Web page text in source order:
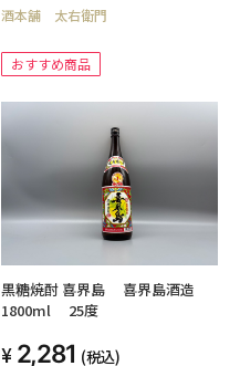
酒本舗 太右衛門
おすすめ商品
黒糖焼酎 喜界島 喜界島酒造
1800ml 25度
2,281 (税込)